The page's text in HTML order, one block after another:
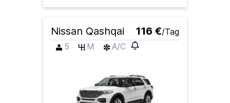
Nissan Qashqai 116 €/Tag
5
M A/C